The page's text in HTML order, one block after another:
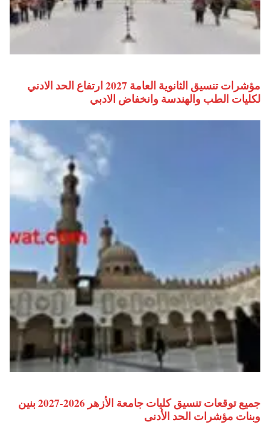
مؤشرات تنسيق الثانوية العامة 2027 ارتفاع الحد الادني
لكليات الطب والهندسة وانخفاض الادبي
جميع توقعات تنسيق كليات جامعة الأزهر 2026-2027 بنين
وبنات مؤشرات الحد الأدنى